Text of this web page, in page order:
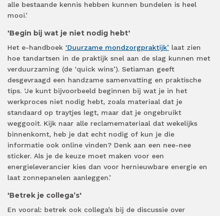
alle bestaande kennis hebben kunnen bundelen is heel
mooi.’
'Begin bij wat je niet nodig hebt'
Het e-handboek ‘Duurzame mondzorgpraktijk’ laat zien
hoe tandartsen in de praktijk snel aan de slag kunnen met
verduurzaming (de ‘quick wins’). Setiaman geeft
desgevraagd een handzame samenvatting en praktische
tips. ‘Je kunt bijvoorbeeld beginnen bij wat je in het
werkproces niet nodig hebt, zoals materiaal dat je
standaard op traytjes legt, maar dat je ongebruikt
weggooit. Kijk naar alle reclamemateriaal dat wekelijks
binnenkomt, heb je dat echt nodig of kun je die
informatie ook online vinden? Denk aan een nee-nee
sticker. Als je de keuze moet maken voor een
energieleverancier kies dan voor hernieuwbare energie en
laat zonnepanelen aanleggen.’
'Betrek je collega’s'
En vooral: betrek ook collega’s bij de discussie over